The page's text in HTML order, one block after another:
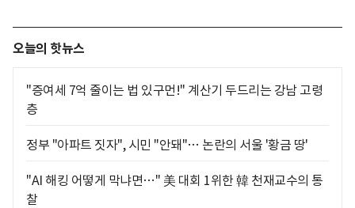
오늘의 핫뉴스
"증여세 7억 줄이는 법 있구먼!" 계산기 두드리는 강남 고령
층
정부 "아파트 짓자", 시민 "안돼"… 논란의 서울 '황금 땅'
"AI 해킹 어떻게 막냐면…" 美 대회 1위한 韓 천재교수의 통
찰